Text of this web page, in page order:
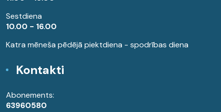
Sestdiena
10.00 - 16.00
Katra mēneša pēdējā piektdiena - spodrības diena
Kontakti
Abonements:
63960580